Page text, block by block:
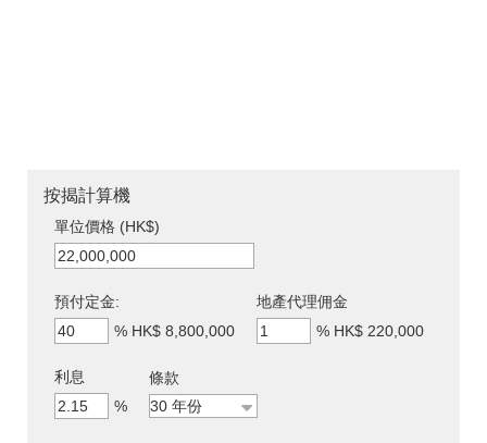
按揭計算機
單位價格 (HK$)
預付定金:
% HK$ 8,800,000
地產代理佣金
% HK$ 220,000
利息
%
條款